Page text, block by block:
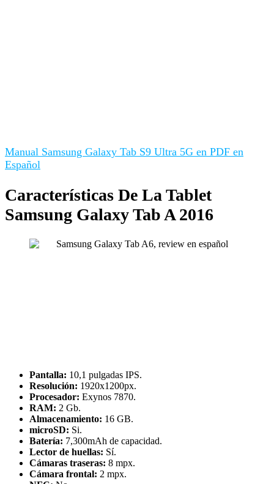
Manual Samsung Galaxy Tab S9 Ultra 5G en PDF en
Español
Características De La Tablet
Samsung Galaxy Tab A 2016
Pantalla: 10,1 pulgadas IPS.
Resolución: 1920x1200px.
Procesador: Exynos 7870.
RAM: 2 Gb.
Almacenamiento: 16 GB.
microSD: Si.
Batería: 7,300mAh de capacidad.
Lector de huellas: Sí.
Cámaras traseras: 8 mpx.
Cámara frontal: 2 mpx.